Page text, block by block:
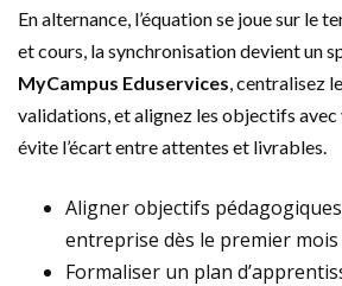
En alternance, l’équation se joue sur le
et cours, la synchronisation devient un
MyCampus Eduservices, centralisez
validations, et alignez les objectifs
évite l’écart entre attentes et livrables.
Aligner objectifs
entreprise dès le premier mois
Formaliser un plan